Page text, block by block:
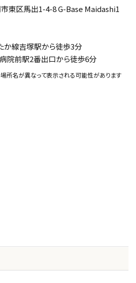
東区馬出1-4-8 G-Base Maidashi1
か線吉塚駅から徒歩3分
院前駅2番出口から徒歩6分
所名が異なって表示される可能性があります